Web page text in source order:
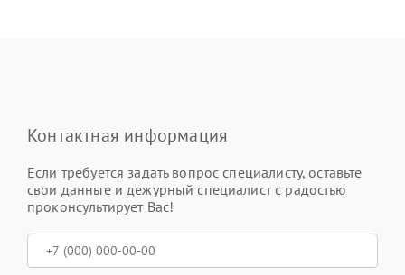
Контактная информация
Если требуется задать вопрос специалисту, оставьте
свои данные и дежурный специалист с радостью
проконсультирует Вас!